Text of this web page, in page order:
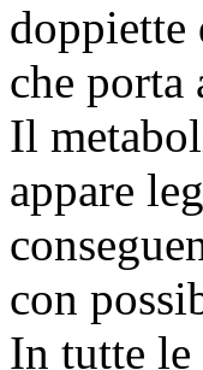
doppiette
che
Il
appare
con
In tutte le